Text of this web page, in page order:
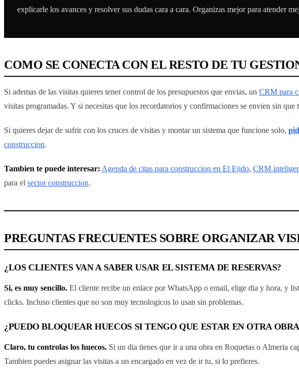
explicarle los avances y resolver sus dudas cara a cara. Organizas mejor para atender
COMO SE CONECTA CON EL RESTO DE TU
Si ademas de las visitas quieres tener control de los presupuestos que envias, un CRM para
visitas programadas. Y si necesitas que los recordatorios y confirmaciones se envien sin que
Si quieres dejar de sufrir con los cruces de visitas y montar un sistema que funcione solo,
construccion.
Tambien te puede interesar: Agenda de citas para construccion en El Ejido, CRM
para el sector construccion.
PREGUNTAS FRECUENTES SOBRE ORGANIZAR
¿LOS CLIENTES VAN A SABER USAR EL SISTEMA DE RESERVAS?
Si, es muy sencillo. El cliente recibe un enlace por WhatsApp o email, elige dia y hora, y
clicks. Incluso clientes que no son muy tecnologicos lo usan sin problemas.
¿PUEDO BLOQUEAR HUECOS SI TENGO QUE ESTAR EN OTRA
Claro, tu controlas los huecos. Si un dia tienes que ir a una obra en Roquetas o Almeria
Tambien puedes asignar las visitas a un encargado en vez de ir tu, si lo prefieres.